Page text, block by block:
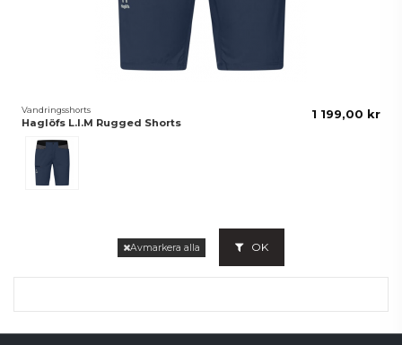
Vandringsshorts
Haglöfs L.I.M Rugged Shorts
Blå
1 199,00 kr
Avmarkera alla OK